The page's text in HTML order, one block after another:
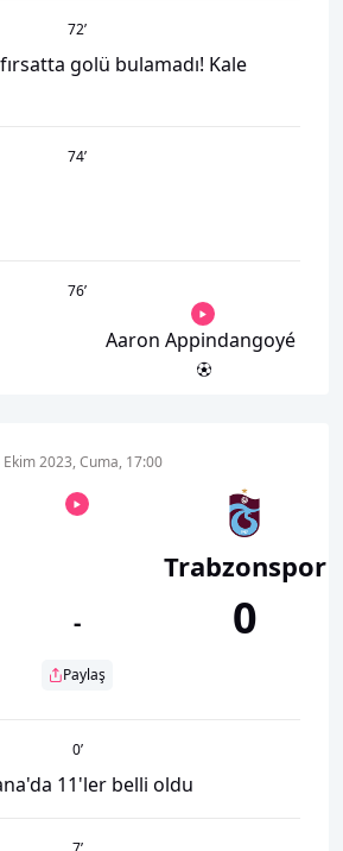
72’
golü bulamadı! Kale
74’
76’
Aaron Appindangoyé
Ekim 2023, Cuma, 17:00
-
Paylaş
Trabzonspor
0
0’
11'ler belli oldu